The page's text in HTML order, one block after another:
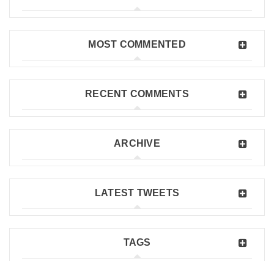
MOST COMMENTED
RECENT COMMENTS
ARCHIVE
LATEST TWEETS
TAGS